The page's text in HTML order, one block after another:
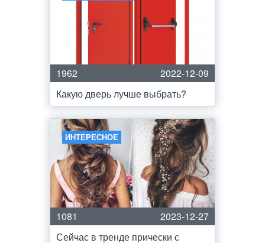
1962
2022-12-09
Какую дверь лучше выбрать?
ИНТЕРЕСНОЕ
1081
2023-12-27
Сейчас в тренде прически с